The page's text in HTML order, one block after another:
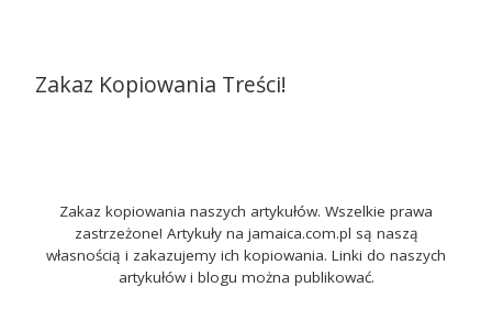
Zakaz Kopiowania Treści!
Zakaz kopiowania naszych artykułów. Wszelkie prawa
zastrzeżone! Artykuły na jamaica.com.pl są naszą
własnością i zakazujemy ich kopiowania. Linki do naszych
artykułów i blogu można publikować.